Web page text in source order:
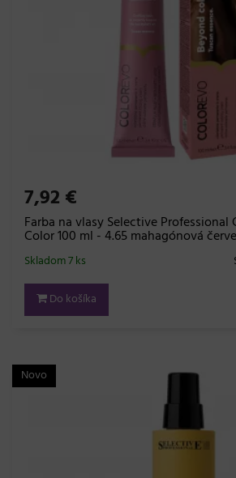
7,92 €
Farba na vlasy Selective Professional
Color 100 ml - 4.65 mahagónová
Skladom 7 ks
Do košíka
Novo